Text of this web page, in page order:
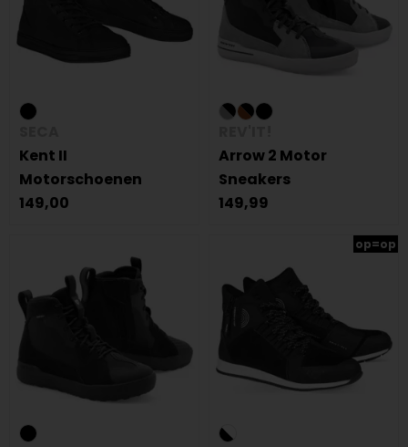
Kent II
Motorschoenen
149,00
Arrow 2 Motor
Sneakers
149,99
op=op